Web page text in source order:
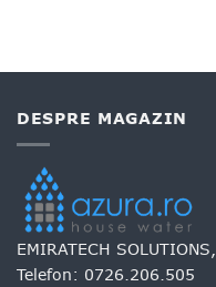
DESPRE MAGAZIN
EMIRATECH SOLUTIONS,
Telefon: 0726.206.505